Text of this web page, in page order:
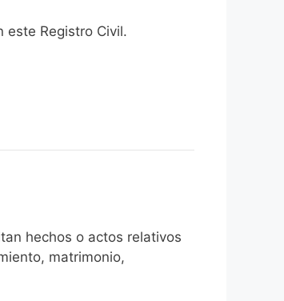
Registro Civil.​
hechos o actos relativos
matrimonio,